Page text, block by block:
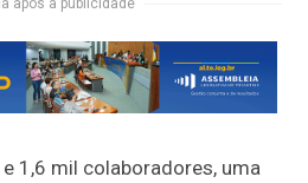
1,6 mil colaboradores, uma